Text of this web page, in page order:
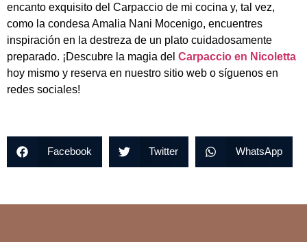
encanto exquisito del Carpaccio de mi cocina y, tal vez,
como la condesa Amalia Nani Mocenigo, encuentres
inspiración en la destreza de un plato cuidadosamente
preparado. ¡Descubre la magia del Carpaccio en Nicoletta
hoy mismo y reserva en nuestro sitio web o síguenos en
redes sociales!
Facebook Twitter WhatsApp